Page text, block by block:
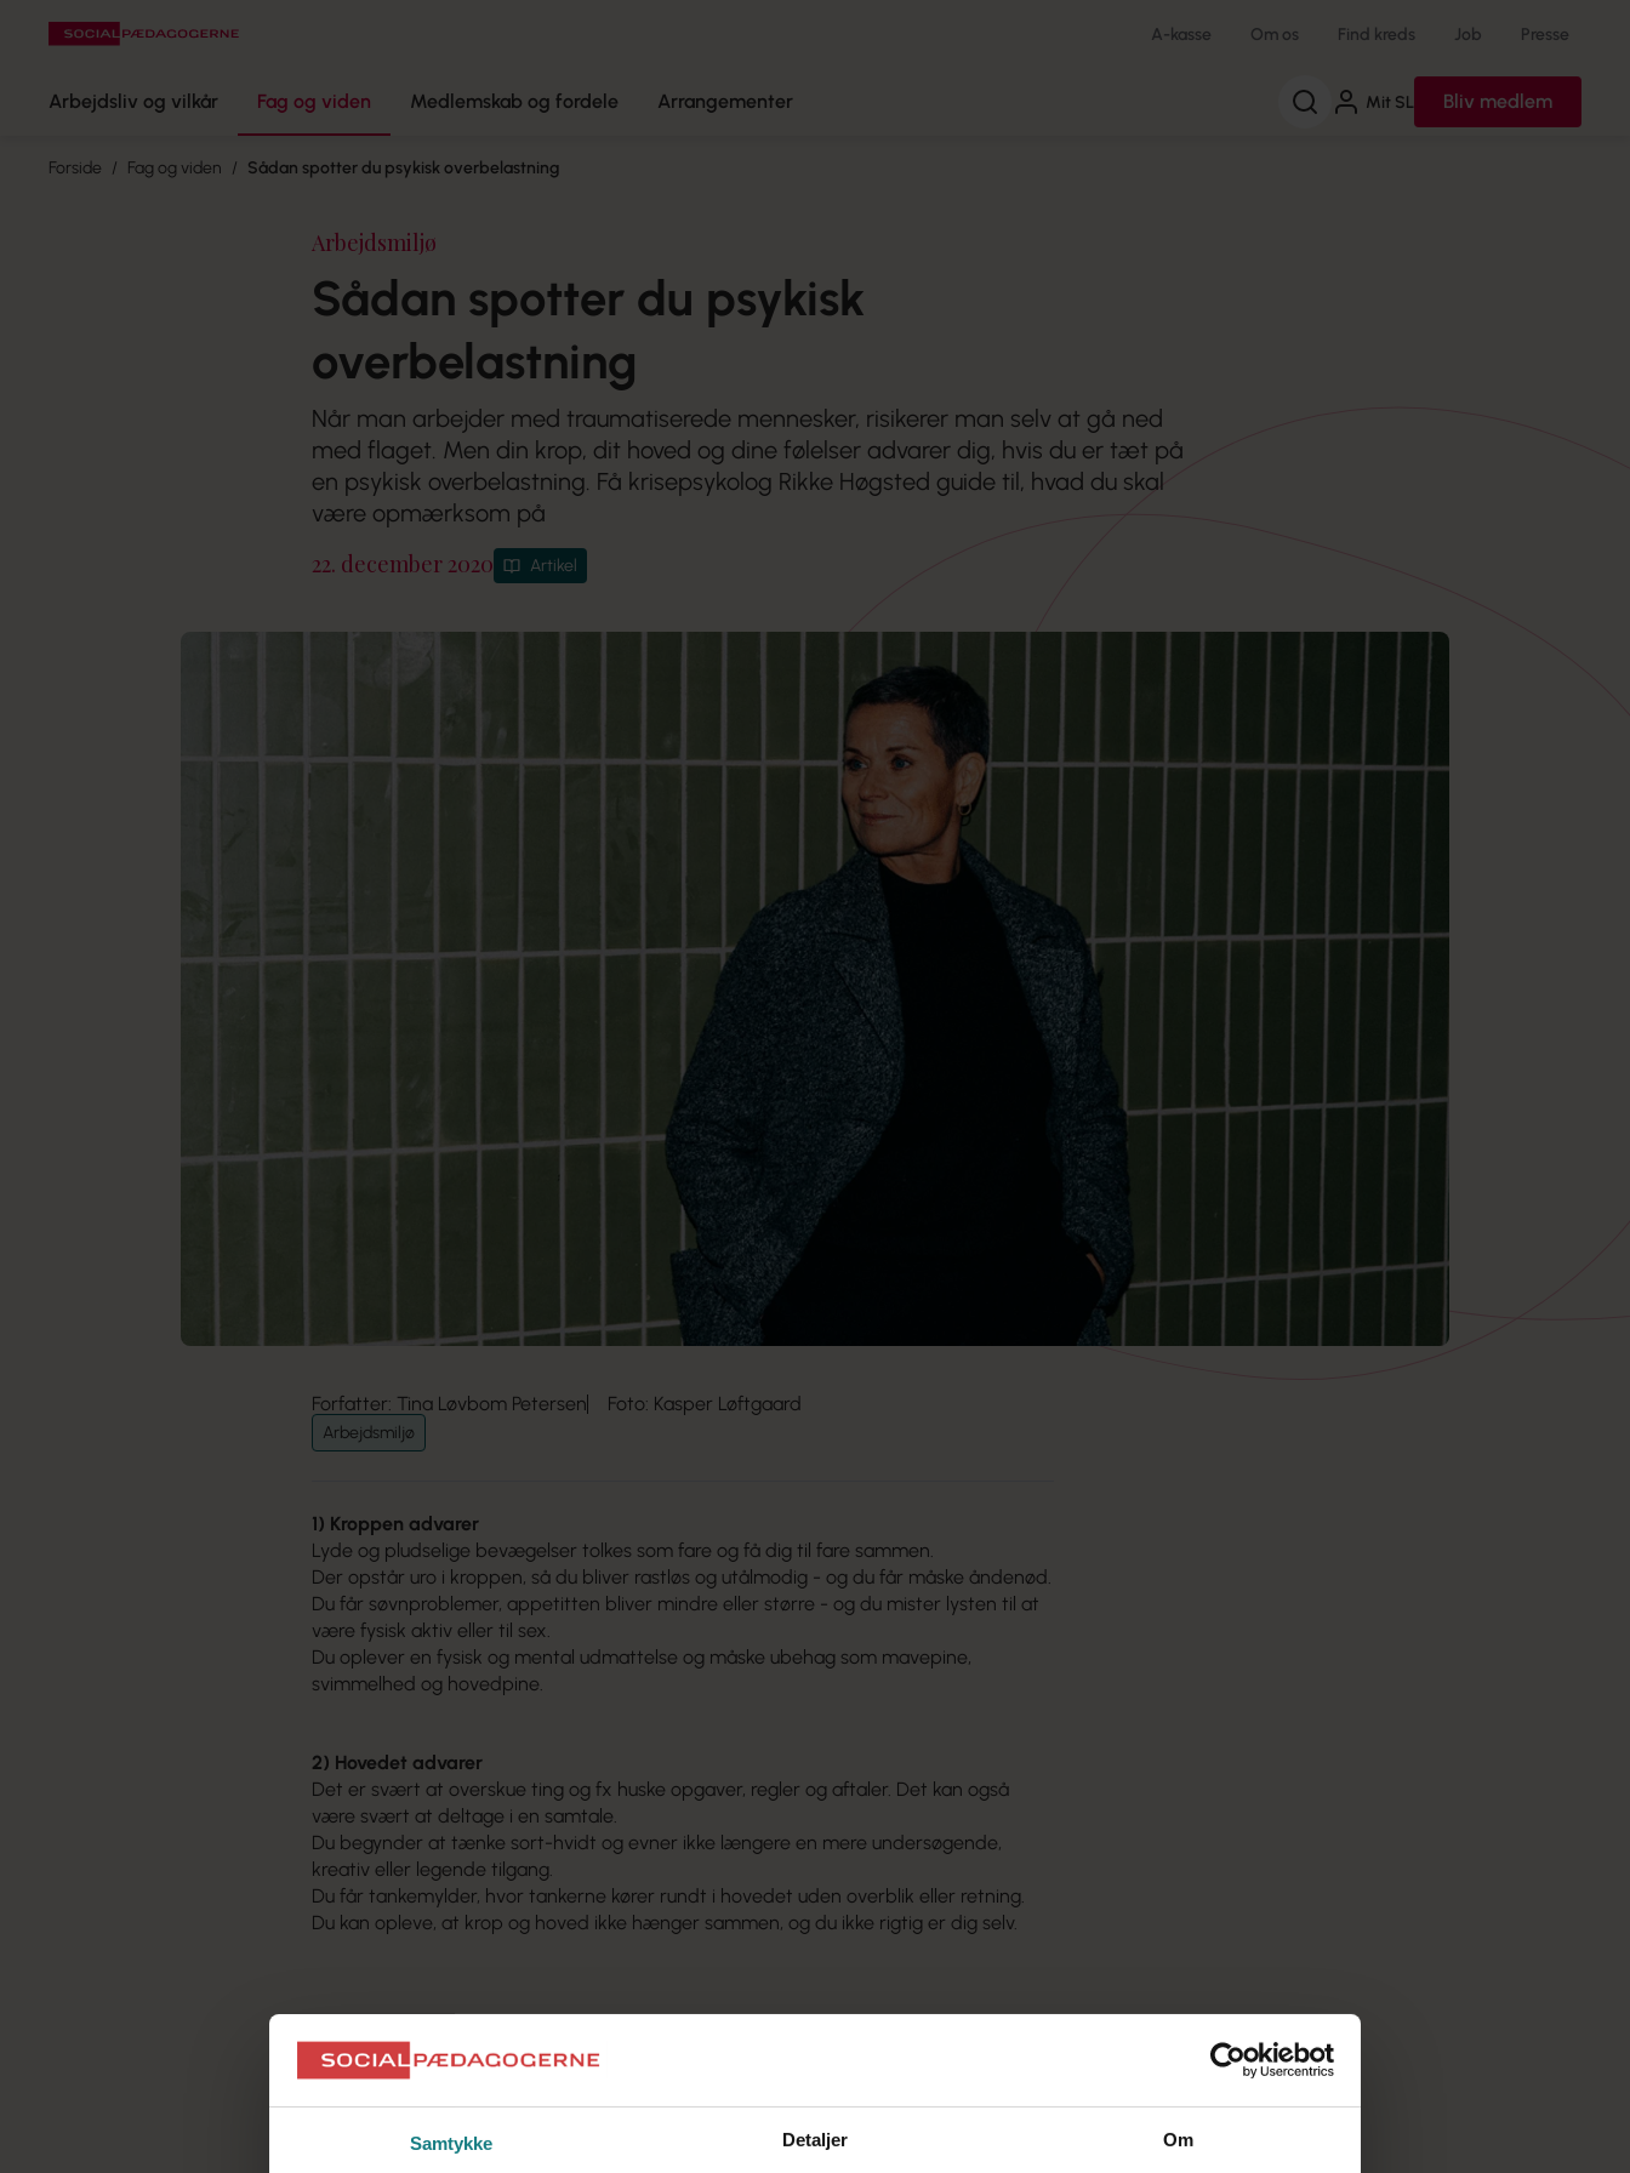
Samtykke Detaljer Om
A-kasse Om os Find kreds Job Presse
Arbejdsliv og vilkår Fag og viden Medlemskab og fordele Arrangementer Mit SL Bliv medlem
Forside Fag og viden Sådan spotter du psykisk overbelastning
Arbejdsmiljø
Sådan spotter du psykisk
overbelastning
Når man arbejder med traumatiserede mennesker, risikerer man selv at gå ned
med flaget. Men din krop, dit hoved og dine følelser advarer dig, hvis du er tæt på
en psykisk overbelastning. Få krisepsykolog Rikke Høgsted guide til, hvad du skal
være opmærksom på
22. december 2020
Artikel
Forfatter: Tina Løvbom Petersen Foto: Kasper Løftgaard
Arbejdsmiljø
1) Kroppen advarer
Lyde og pludselige bevægelser tolkes som fare og få dig til fare sammen.
Der opstår uro i kroppen, så du bliver rastløs og utålmodig - og du får måske åndenød.
Du får søvnproblemer, appetitten bliver mindre eller større - og du mister lysten til at
være fysisk aktiv eller til sex.
Du oplever en fysisk og mental udmattelse og måske ubehag som mavepine,
svimmelhed og hovedpine.
2) Hovedet advarer
Det er svært at overskue ting og fx huske opgaver, regler og aftaler. Det kan også
være svært at deltage i en samtale.
Du begynder at tænke sort-hvidt og evner ikke længere en mere undersøgende,
kreativ eller legende tilgang.
Du får tankemylder, hvor tankerne kører rundt i hovedet uden overblik eller retning.
Du kan opleve, at krop og hoved ikke hænger sammen, og du ikke rigtig er dig selv.